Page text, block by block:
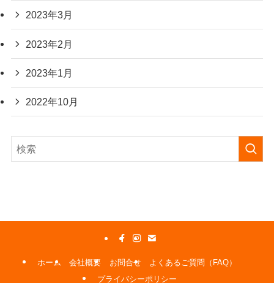
2023年3月
2023年2月
2023年1月
2022年10月
ホーム 会社概要 お問合せ
よくあるご質問（FAQ）
プライバシーポリシー